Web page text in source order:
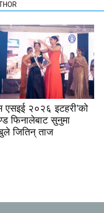
एसइई २०२६ इटहरी’को
फिनालेबाट सुनुमा
जितिन् ताज